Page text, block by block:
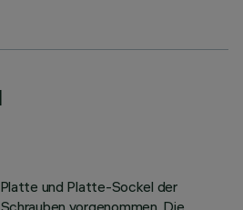
und Platte-Sockel der
vorgenommen. Die